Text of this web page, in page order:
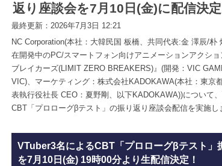
返り座談会を7月10日(金)に配信決定
最終更新：2026年7月3日 12:21
NC Corporation(本社：大韓民国 板橋、共同代表:金 澤辰/朴
在開発中のPC/スマートフォン向けアニメーションアクシ
ブレイカーズ(LIMIT ZERO BREAKERS)』(開発：VIC
VIC)、マーケティング：株式会社KADOKAWA(本社：東京
表執行役社長 CEO：夏野剛、以下KADOKAWA))について
CBT「プロローグβテスト」の振り返り座談会配信を実施し
VTuber3名によるCBT「プロローグβテスト」
を7月10日(金) 19時00分より生配信決定！